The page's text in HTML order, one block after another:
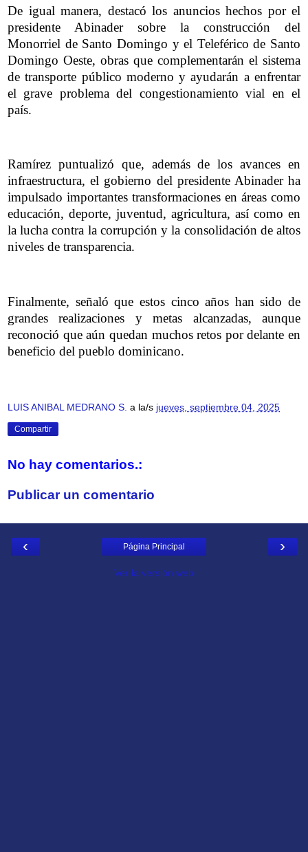
De igual manera, destacó los anuncios hechos por el
presidente Abinader sobre la construcción del
Monorriel de Santo Domingo y el Teleférico de Santo
Domingo Oeste, obras que complementarán el sistema
de transporte público moderno y ayudarán a enfrentar
el grave problema del congestionamiento vial en el
país.
Ramírez puntualizó que, además de los avances en
infraestructura, el gobierno del presidente Abinader ha
impulsado importantes transformaciones en áreas como
educación, deporte, juventud, agricultura, así como en
la lucha contra la corrupción y la consolidación de altos
niveles de transparencia.
Finalmente, señaló que estos cinco años han sido de
grandes realizaciones y metas alcanzadas, aunque
reconoció que aún quedan muchos retos por delante en
beneficio del pueblo dominicano.
LUIS ANIBAL MEDRANO S. a la/s jueves, septiembre 04, 2025
Compartir
No hay comentarios.:
Publicar un comentario
‹ ›
Página Principal
Ver la versión web